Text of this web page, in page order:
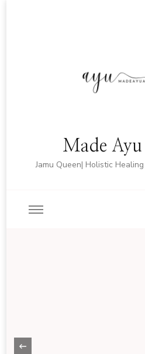
Made
Jamu Queen| Holistic